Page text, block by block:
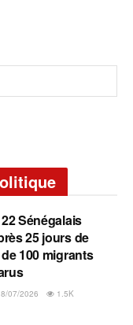
Sénégalais
25 jours de
100 migrants
07/2026 1.5K